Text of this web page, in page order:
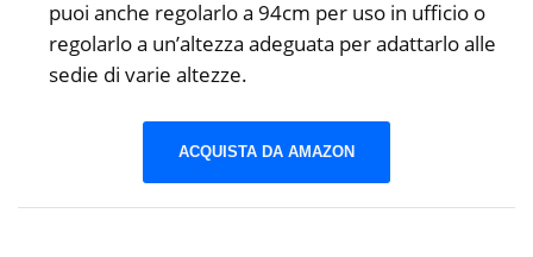
puoi anche regolarlo a 94cm per uso in ufficio o
regolarlo a un’altezza adeguata per adattarlo alle
sedie di varie altezze.
ACQUISTA DA AMAZON